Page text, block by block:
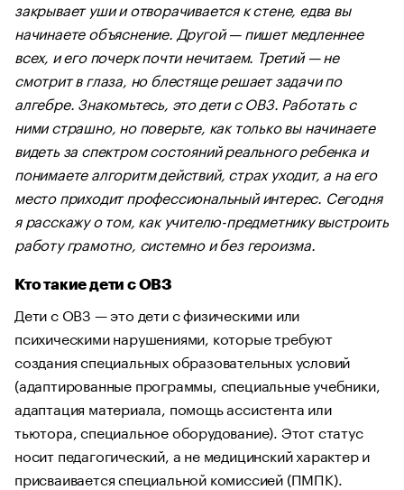
закрывает уши и отворачивается к стене, едва вы
начинаете объяснение. Другой — пишет медленнее
всех, и его почерк почти нечитаем. Третий — не
смотрит в глаза, но блестяще решает задачи по
алгебре. Знакомьтесь, это дети с ОВЗ. Работать с
ними страшно, но поверьте, как только вы начинаете
видеть за спектром состояний реального ребенка и
понимаете алгоритм действий, страх уходит, а на его
место приходит профессиональный интерес. Сегодня
я расскажу о том, как учителю-предметнику выстроить
работу грамотно, системно и без героизма.
Кто такие дети с ОВЗ
Дети с ОВЗ — это дети с физическими или
психическими нарушениями, которые требуют
создания специальных образовательных условий
(адаптированные программы, специальные учебники,
адаптация материала, помощь ассистента или
тьютора, специальное оборудование). Этот статус
носит педагогический, а не медицинский характер и
присваивается специальной комиссией (ПМПК).